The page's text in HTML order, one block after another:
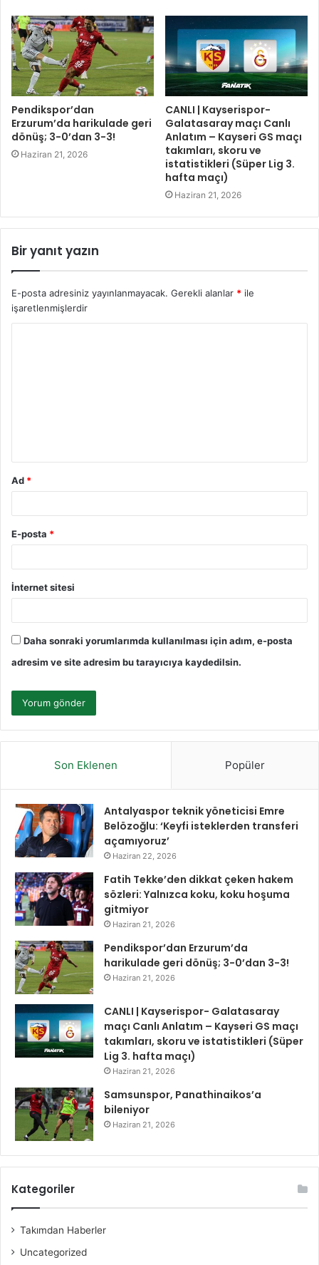
Pendikspor’dan
Erzurum’da harikulade geri
dönüş; 3-0’dan 3-3!
Haziran 21, 2026
CANLI | Kayserispor-
Galatasaray maçı Canlı
Anlatım – Kayseri GS maçı
takımları, skoru ve
istatistikleri (Süper Lig 3.
hafta maçı)
Haziran 21, 2026
Bir yanıt yazın
E-posta adresiniz yayınlanmayacak. Gerekli alanlar * ile
işaretlenmişlerdir
Ad *
E-posta *
İnternet sitesi
Daha sonraki yorumlarımda kullanılması için adım, e-posta
adresim ve site adresim bu tarayıcıya kaydedilsin.
Son Eklenen Popüler
Antalyaspor teknik yöneticisi Emre
Belözoğlu: ‘Keyfi isteklerden transferi
açamıyoruz’
Haziran 22, 2026
Fatih Tekke’den dikkat çeken hakem
sözleri: Yalnızca koku, koku hoşuma
gitmiyor
Haziran 21, 2026
Pendikspor’dan Erzurum’da
harikulade geri dönüş; 3-0’dan 3-3!
Haziran 21, 2026
CANLI | Kayserispor- Galatasaray
maçı Canlı Anlatım – Kayseri GS maçı
takımları, skoru ve istatistikleri (Süper
Lig 3. hafta maçı)
Haziran 21, 2026
Samsunspor, Panathinaikos’a
bileniyor
Haziran 21, 2026
Kategoriler
Takımdan Haberler
Uncategorized